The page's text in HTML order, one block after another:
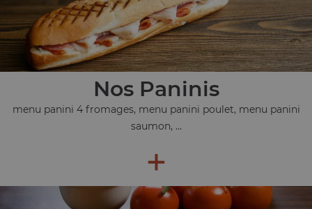
Nos Paninis
menu panini 4 fromages, menu panini poulet, menu panini
saumon, ...
+